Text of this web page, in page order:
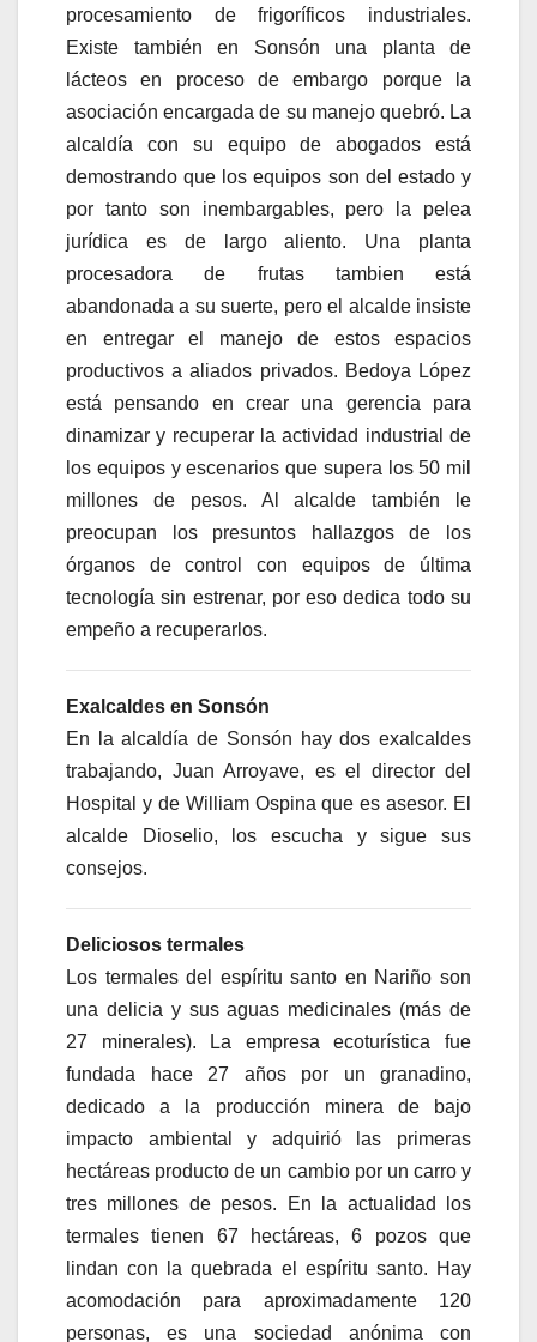
procesamiento de frigoríficos industriales.
Existe también en Sonsón una planta de
lácteos en proceso de embargo porque la
asociación encargada de su manejo quebró. La
alcaldía con su equipo de abogados está
demostrando que los equipos son del estado y
por tanto son inembargables, pero la pelea
jurídica es de largo aliento. Una planta
procesadora de frutas tambien está
abandonada a su suerte, pero el alcalde insiste
en entregar el manejo de estos espacios
productivos a aliados privados. Bedoya López
está pensando en crear una gerencia para
dinamizar y recuperar la actividad industrial de
los equipos y escenarios que supera los 50 mil
millones de pesos. Al alcalde también le
preocupan los presuntos hallazgos de los
órganos de control con equipos de última
tecnología sin estrenar, por eso dedica todo su
empeño a recuperarlos.
Exalcaldes en Sonsón
En la alcaldía de Sonsón hay dos exalcaldes
trabajando, Juan Arroyave, es el director del
Hospital y de William Ospina que es asesor. El
alcalde Dioselio, los escucha y sigue sus
consejos.
Deliciosos termales
Los termales del espíritu santo en Nariño son
una delicia y sus aguas medicinales (más de
27 minerales). La empresa ecoturística fue
fundada hace 27 años por un granadino,
dedicado a la producción minera de bajo
impacto ambiental y adquirió las primeras
hectáreas producto de un cambio por un carro y
tres millones de pesos. En la actualidad los
termales tienen 67 hectáreas, 6 pozos que
lindan con la quebrada el espíritu santo. Hay
acomodación para aproximadamente 120
personas, es una sociedad anónima con